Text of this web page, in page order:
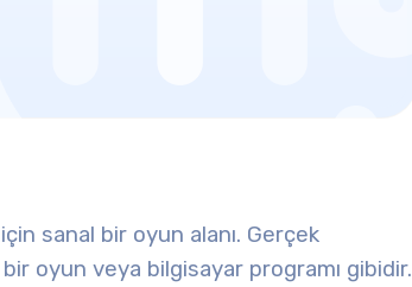
sanal bir oyun alanı. Gerçek
oyun veya bilgisayar programı gibidir.